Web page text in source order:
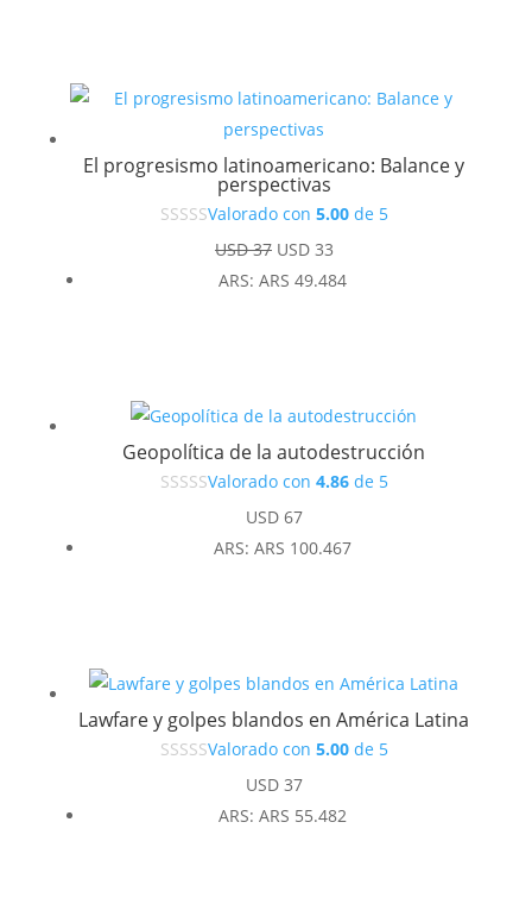
El progresismo latinoamericano: Balance y
perspectivas
Valorado con 5.00de 5
USD37 El
precio
USD33El
precio
ARS: ARS 49.484
Geopolítica de la autodestrucción
Valorado con 4.86de 5
USD67
ARS: ARS 100.467
Lawfare y golpes blandos en América Latina
Valorado con 5.00de 5
USD37
ARS: ARS 55.482